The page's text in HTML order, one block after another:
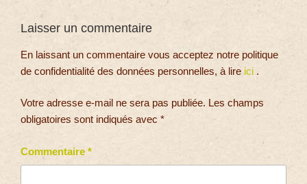
Laisser un commentaire
En laissant un commentaire vous acceptez notre politique
de confidentialité des données personnelles, à lire ici .
Votre adresse e-mail ne sera pas publiée. Les champs
obligatoires sont indiqués avec *
Commentaire *